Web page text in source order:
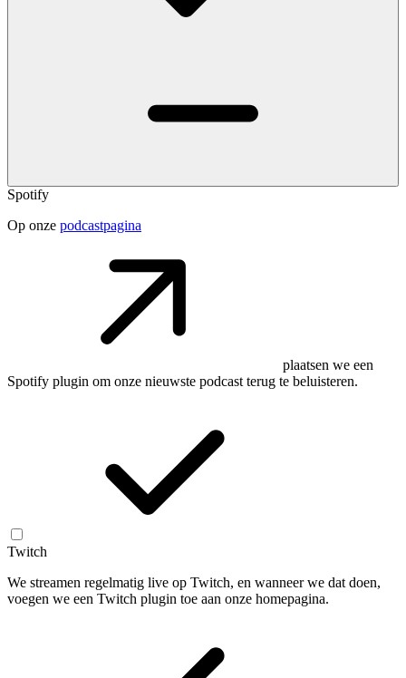
Spotify
Op onze podcastpagina
plaatsen we een
Spotify plugin om onze nieuwste podcast terug te beluisteren.
Twitch
We streamen regelmatig live op Twitch, en wanneer we dat doen,
voegen we een Twitch plugin toe aan onze homepagina.